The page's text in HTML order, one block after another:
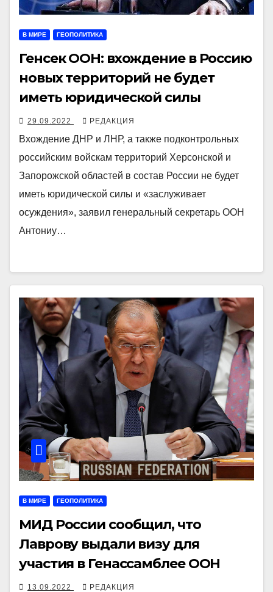
В МИРЕ ГЕОПОЛИТИКА
Генсек ООН: вхождение в Россию
новых территорий не будет
иметь юридической силы
29.09.2022 РЕДАКЦИЯ
Вхождение ДНР и ЛНР, а также подконтрольных
российским войскам территорий Херсонской и
Запорожской областей в состав России не будет
иметь юридической силы и «заслуживает
осуждения», заявил генеральный секретарь ООН
Антониу…
В МИРЕ ГЕОПОЛИТИКА
МИД России сообщил, что
Лаврову выдали визу для
участия в Генассамблее ООН
13.09.2022 РЕДАКЦИЯ